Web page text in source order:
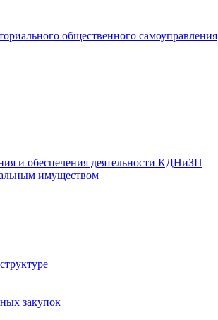
общественного самоуправления
и обеспечения деятельности КДНиЗП
имуществом
закупок